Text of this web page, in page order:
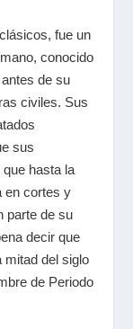
fue un
conocido
de su
civiles. Sus
sus
hasta la
en cortes y
parte de su
decir que
mitad del siglo
de Periodo